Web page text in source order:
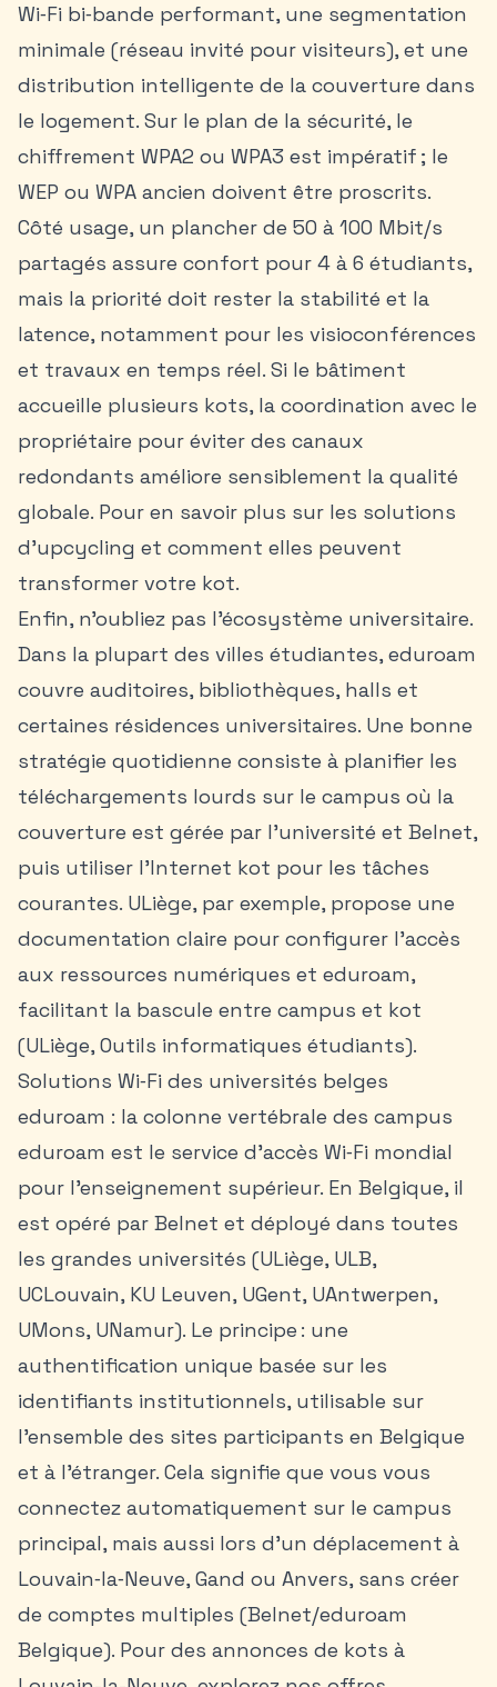
Wi‑Fi bi‑bande performant, une segmentation
minimale (réseau invité pour visiteurs), et une
distribution intelligente de la couverture dans
le logement. Sur le plan de la sécurité, le
chiffrement WPA2 ou WPA3 est impératif ; le
WEP ou WPA ancien doivent être proscrits.
Côté usage, un plancher de 50 à 100 Mbit/s
partagés assure confort pour 4 à 6 étudiants,
mais la priorité doit rester la stabilité et la
latence, notamment pour les visioconférences
et travaux en temps réel. Si le bâtiment
accueille plusieurs kots, la coordination avec le
propriétaire pour éviter des canaux
redondants améliore sensiblement la qualité
globale. Pour en savoir plus sur les solutions
d'upcycling et comment elles peuvent
transformer votre kot.
Enfin, n’oubliez pas l’écosystème universitaire.
Dans la plupart des villes étudiantes, eduroam
couvre auditoires, bibliothèques, halls et
certaines résidences universitaires. Une bonne
stratégie quotidienne consiste à planifier les
téléchargements lourds sur le campus où la
couverture est gérée par l’université et Belnet,
puis utiliser l’Internet kot pour les tâches
courantes. ULiège, par exemple, propose une
documentation claire pour configurer l’accès
aux ressources numériques et eduroam,
facilitant la bascule entre campus et kot
(ULiège, Outils informatiques étudiants).
Solutions Wi‑Fi des universités belges
eduroam : la colonne vertébrale des campus
eduroam est le service d’accès Wi‑Fi mondial
pour l’enseignement supérieur. En Belgique, il
est opéré par Belnet et déployé dans toutes
les grandes universités (ULiège, ULB,
UCLouvain, KU Leuven, UGent, UAntwerpen,
UMons, UNamur). Le principe : une
authentification unique basée sur les
identifiants institutionnels, utilisable sur
l’ensemble des sites participants en Belgique
et à l’étranger. Cela signifie que vous vous
connectez automatiquement sur le campus
principal, mais aussi lors d’un déplacement à
Louvain‑la‑Neuve, Gand ou Anvers, sans créer
de comptes multiples (Belnet/eduroam
Belgique). Pour des annonces de kots à